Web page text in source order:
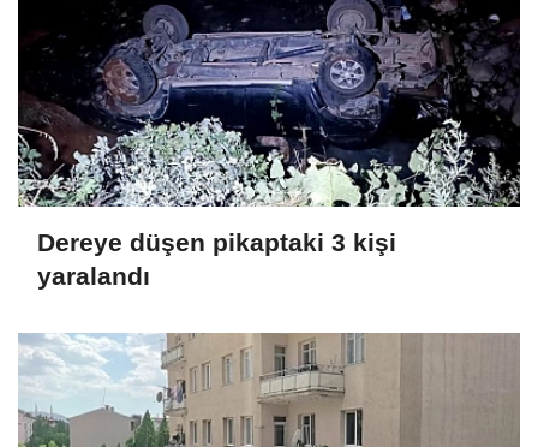
Dereye düşen pikaptaki 3 kişi
yaralandı